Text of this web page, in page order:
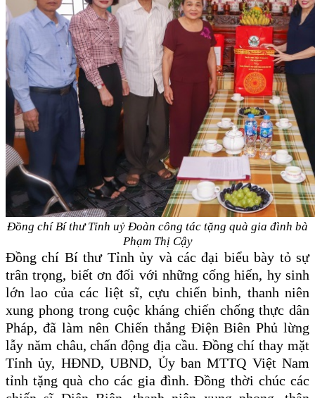
Đồng chí Bí thư Tỉnh uỷ Đoàn công tác tặng quà gia đình bà
Phạm Thị Cậy
Đồng chí Bí thư Tỉnh ủy và các đại biểu bày tỏ sự
trân trọng, biết ơn đối với những cống hiến, hy sinh
lớn lao của các liệt sĩ, cựu chiến binh, thanh niên
xung phong trong cuộc kháng chiến chống thực dân
Pháp, đã làm nên Chiến thắng Điện Biên Phủ lừng
lẫy năm châu, chấn động địa cầu. Đồng chí thay mặt
Tỉnh ủy, HĐND, UBND, Ủy ban MTTQ Việt Nam
tỉnh tặng quà cho các gia đình. Đồng thời chúc các